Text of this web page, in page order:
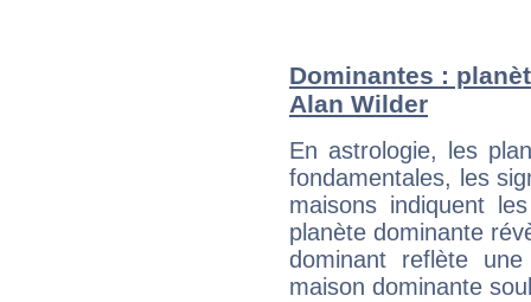
Dominantes :
Alan Wilder
En astrologie, les
fondamentales, les
maisons indiquent
planète dominante
dominant reflète
maison dominante